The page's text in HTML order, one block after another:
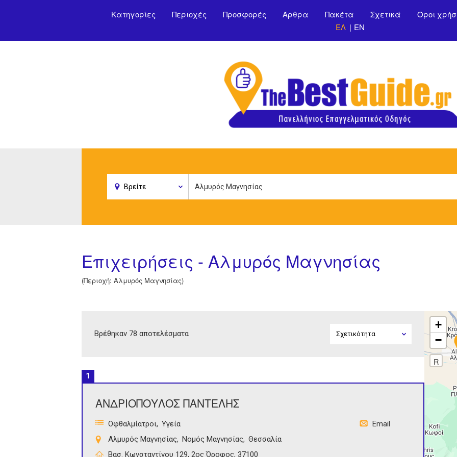
κυρίως περιεχόμενο
Κατηγορίες Περιοχές Προσφορές Άρθρα Πακέτα Σχετικά Όροι
ΕΛ
EN
Επιχειρήσεις - Αλμυρός Μαγνησίας
(Περιοχή: Αλμυρός Μαγνησίας)
Βρέθηκαν 78 αποτελέσματα
1
ΑΝΔΡΙΟΠΟΥΛΟΣ ΠΑΝΤΕΛΗΣ
Οφθαλμίατροι Υγεία
Αλμυρός Μαγνησίας
Νομός Μαγνησίας
Θεσσαλία
Βασ. Κωνσταντίνου 129, 2ος Όροφος, 37100
Email
+
−
R